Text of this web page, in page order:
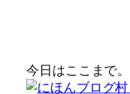
今日はここまで。